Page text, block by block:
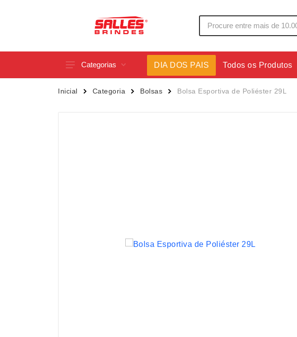
Categorias
Acessórios p/ Celular
Canecas
DIA DOS PAIS Todos os Produtos
Inicial Categoria Bolsas Bolsa Esportiva de Poliéster 29L